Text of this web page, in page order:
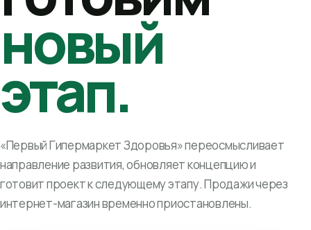
новый
этап.
«Первый Гипермаркет Здоровья» переосмысливает
направление развития, обновляет концепцию и
готовит проект к следующему этапу. Продажи через
интернет-магазин временно приостановлены.